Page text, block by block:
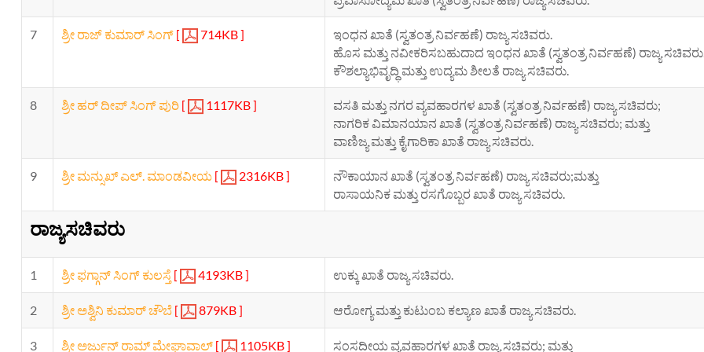
7 ಶ್ರೀ ರಾಜ್ ಕುಮಾರ್ ಸಿಂಗ್[ 714KB ]
ಇಂಧನ ಖಾತೆ (ಸ್ವತಂತ್ರ ನಿರ್ವಹಣೆ) ರಾಜ್ಯ ಸಚಿವರು.
ಹೊಸ ಮತ್ತು ನವೀಕರಿಸಬಹುದಾದ ಇಂಧನ ಖಾತೆ (ಸ್ವತಂತ್ರ ನಿರ್ವಹಣೆ) ರಾಜ್ಯ
ಕೌಶಲ್ಯಾಭಿವೃದ್ಧಿ ಮತ್ತು ಉದ್ಯಮ ಶೀಲತೆ ರಾಜ್ಯ ಸಚಿವರು.
8 ಶ್ರೀ ಹರ್ ದೀಪ್ ಸಿಂಗ್ ಪುರಿ[ 1117KB ]
ವಸತಿ ಮತ್ತು ನಗರ ವ್ಯವಹಾರಗಳ ಖಾತೆ (ಸ್ವತಂತ್ರ ನಿರ್ವಹಣೆ) ರಾಜ್ಯ ಸಚಿವರು;
ನಾಗರಿಕ ವಿಮಾನಯಾನ ಖಾತೆ (ಸ್ವತಂತ್ರ ನಿರ್ವಹಣೆ) ರಾಜ್ಯ ಸಚಿವರು; ಮತ್ತು
ವಾಣಿಜ್ಯ ಮತ್ತು ಕೈಗಾರಿಕಾ ಖಾತೆ ರಾಜ್ಯ ಸಚಿವರು.
9 ಶ್ರೀ ಮನ್ಸುಖ್ ಎಲ್. ಮಾಂಡವೀಯ[ 2316KB ]
ನೌಕಾಯಾನ ಖಾತೆ (ಸ್ವತಂತ್ರ ನಿರ್ವಹಣೆ) ರಾಜ್ಯ ಸಚಿವರು;ಮತ್ತು
ರಾಸಾಯನಿಕ ಮತ್ತು ರಸಗೊಬ್ಬರ ಖಾತೆ ರಾಜ್ಯ ಸಚಿವರು.
ರಾಜ್ಯಸಚಿವರು
1 ಶ್ರೀ ಫಗ್ಗಾನ್ ಸಿಂಗ್ ಕುಲಸ್ತೆ [ 4193KB ] ಉಕ್ಕು ಖಾತೆ ರಾಜ್ಯ ಸಚಿವರು.
2 ಶ್ರೀ ಅಶ್ವಿನಿ ಕುಮಾರ್ ಚೌಬೆ[ 879KB ] ಆರೋಗ್ಯ ಮತ್ತು ಕುಟುಂಬ ಕಲ್ಯಾಣ ಖಾತೆ ರಾಜ್ಯ ಸಚಿವರು.
3 ಶ್ರೀ ಅರ್ಜುನ್ ರಾಮ್ ಮೇಘಾವಾಲ್[ 1105KB ] ಸಂಸದೀಯ ವ್ಯವಹಾರಗಳ ಖಾತೆ ರಾಜ್ಯ ಸಚಿವರು; ಮತ್ತು